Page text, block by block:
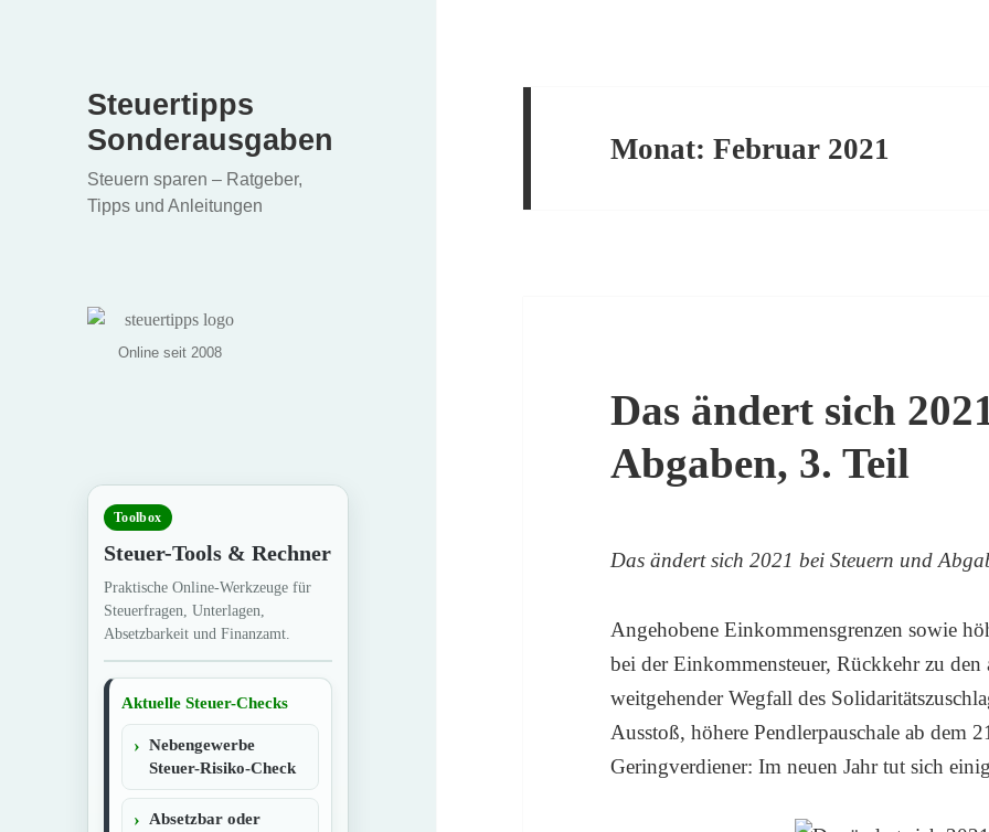
Steuertipps
Sonderausgaben
Steuern sparen – Ratgeber,
Tipps und Anleitungen
Online seit 2008
Toolbox
Steuer-Tools & Rechner
Praktische Online-Werkzeuge für
Steuerfragen, Unterlagen,
Absetzbarkeit und Finanzamt.
Aktuelle Steuer-Checks
Nebengewerbe
Steuer-Risiko-Check
Absetzbar oder
Monat:Februar 2021
Das ändert sich
Abgaben, 3. Teil
Das ändert sich 2021 bei Steuern und
Angehobene Einkommensgrenzen sowie
bei der Einkommensteuer, Rückkehr zu den
weitgehender Wegfall des
Ausstoß, höhere Pendlerpauschale ab
Geringverdiener: Im neuen Jahr tut sich